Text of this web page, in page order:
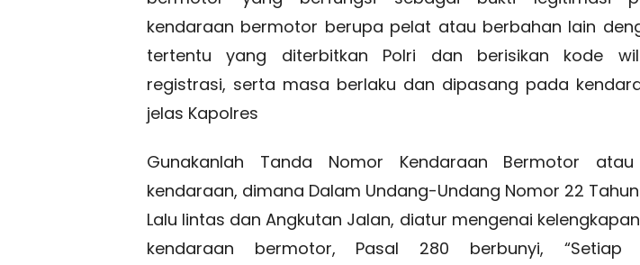
kendaraan bermotor berupa pelat atau berbahan lain
tertentu yang diterbitkan Polri dan berisikan kode
registrasi, serta masa berlaku dan dipasang pada
jelas Kapolres
Gunakanlah Tanda Nomor Kendaraan Bermotor
kendaraan, dimana Dalam Undang-Undang Nomor 22
Lalu lintas dan Angkutan Jalan, diatur mengenai
kendaraan bermotor, Pasal 280 berbunyi,